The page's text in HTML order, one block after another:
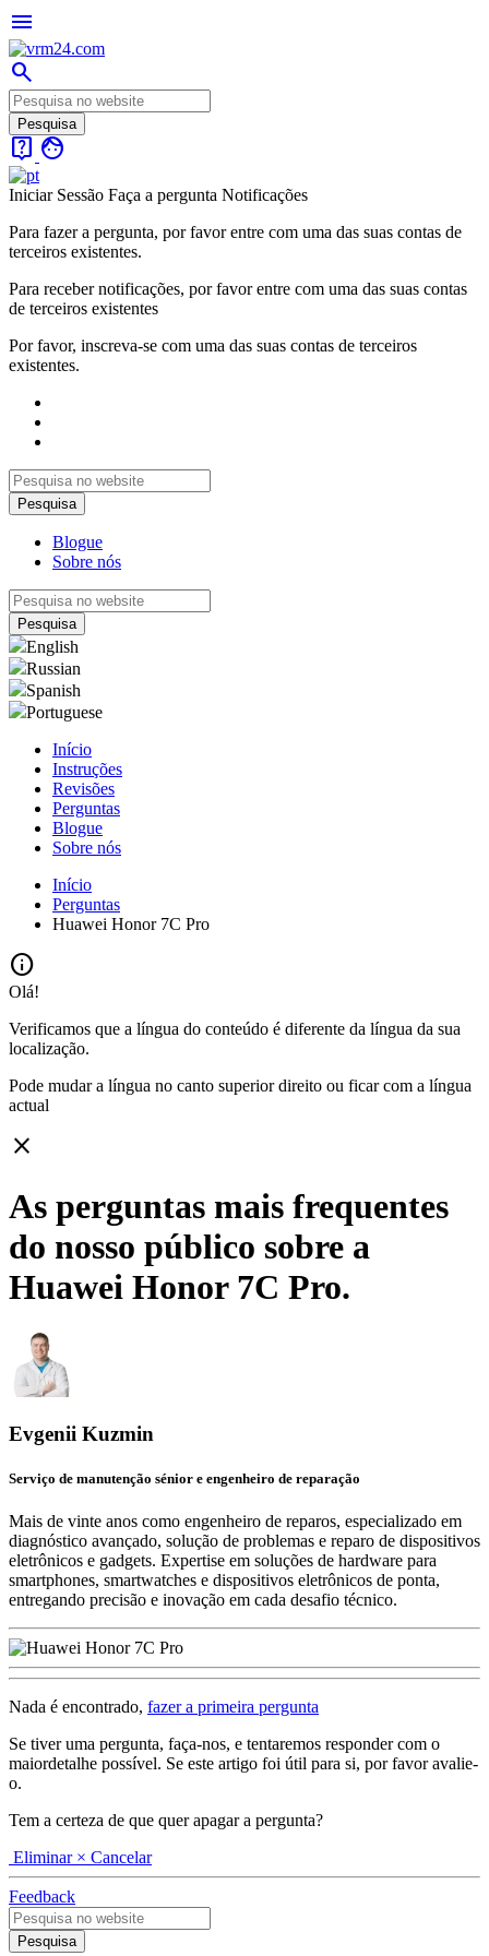
menu
search
live_help face
Iniciar Sessão Faça a pergunta Notificações
Para fazer a pergunta, por favor entre com uma das suas contas de
terceiros existentes.
Para receber notificações, por favor entre com uma das suas contas
de terceiros existentes
Por favor, inscreva-se com uma das suas contas de terceiros
existentes.
Blogue
Sobre nós
English
Russian
Spanish
Portuguese
Início
Instruções
Revisões
Perguntas
Blogue
Sobre nós
Início
Perguntas
Huawei Honor 7C Pro
info
Olá!
Verificamos que a língua do conteúdo é diferente da língua da sua
localização.
Pode mudar a língua no canto superior direito ou ficar com a língua
actual
close
As perguntas mais frequentes
do nosso público sobre a
Huawei Honor 7C Pro.
Evgenii Kuzmin
Serviço de manutenção sénior e engenheiro de reparação
Mais de vinte anos como engenheiro de reparos, especializado em
diagnóstico avançado, solução de problemas e reparo de dispositivos
eletrônicos e gadgets. Expertise em soluções de hardware para
smartphones, smartwatches e dispositivos eletrônicos de ponta,
entregando precisão e inovação em cada desafio técnico.
Nada é encontrado, fazer a primeira pergunta
Se tiver uma pergunta, faça-nos, e tentaremos responder com o
maiordetalhe possível. Se este artigo foi útil para si, por favor avalie-
o.
Tem a certeza de que quer apagar a pergunta?
Eliminar × Cancelar
Feedback